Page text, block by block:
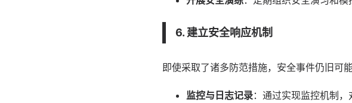
6. 建立安全响应机制
即使采取了诸多防范措施，安全事件仍旧可
监控与日志记录：通过实现监控机制